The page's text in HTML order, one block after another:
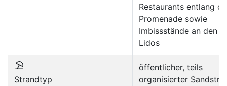
Restaurants entlang
Promenade sowie
Imbissstände an den
Lidos
Strandtyp
öffentlicher, teils
organisierter